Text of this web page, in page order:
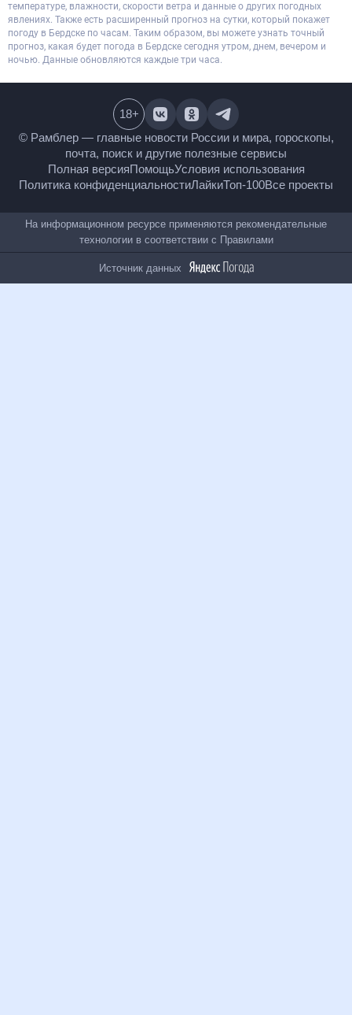
температуре, влажности, скорости ветра и данные о других погодных
явлениях. Также есть расширенный прогноз на сутки, который покажет
погоду в Бердске по часам. Таким образом, вы можете узнать точный
прогноз, какая будет погода в Бердске сегодня утром, днем, вечером и
ночью. Данные обновляются каждые три часа.
© Рамблер — главные новости России и мира,
гороскопы, почта, поиск и другие полезные сервисы
Полная версияПомощьУсловия использования
Политика конфиденциальностиЛайкиТоп-100
18+
На информационном ресурсе применяются
рекомендательные технологии в соответствии сПравилами
Источник данных